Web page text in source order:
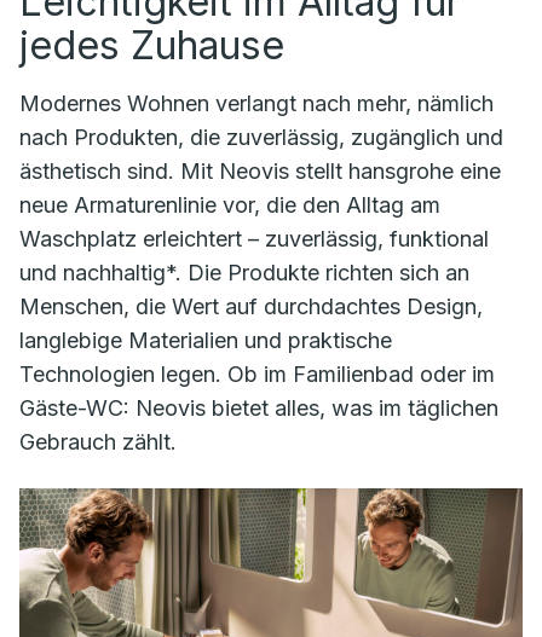
jedes Zuhause
Modernes Wohnen verlangt nach mehr, nämlich
nach Produkten, die zuverlässig, zugänglich und
ästhetisch sind. Mit Neovis stellt hansgrohe eine
neue Armaturenlinie vor, die den Alltag am
Waschplatz erleichtert – zuverlässig, funktional
und nachhaltig*. Die Produkte richten sich an
Menschen, die Wert auf durchdachtes Design,
langlebige Materialien und praktische
Technologien legen. Ob im Familienbad oder im
Gäste-WC: Neovis bietet alles, was im täglichen
Gebrauch zählt.